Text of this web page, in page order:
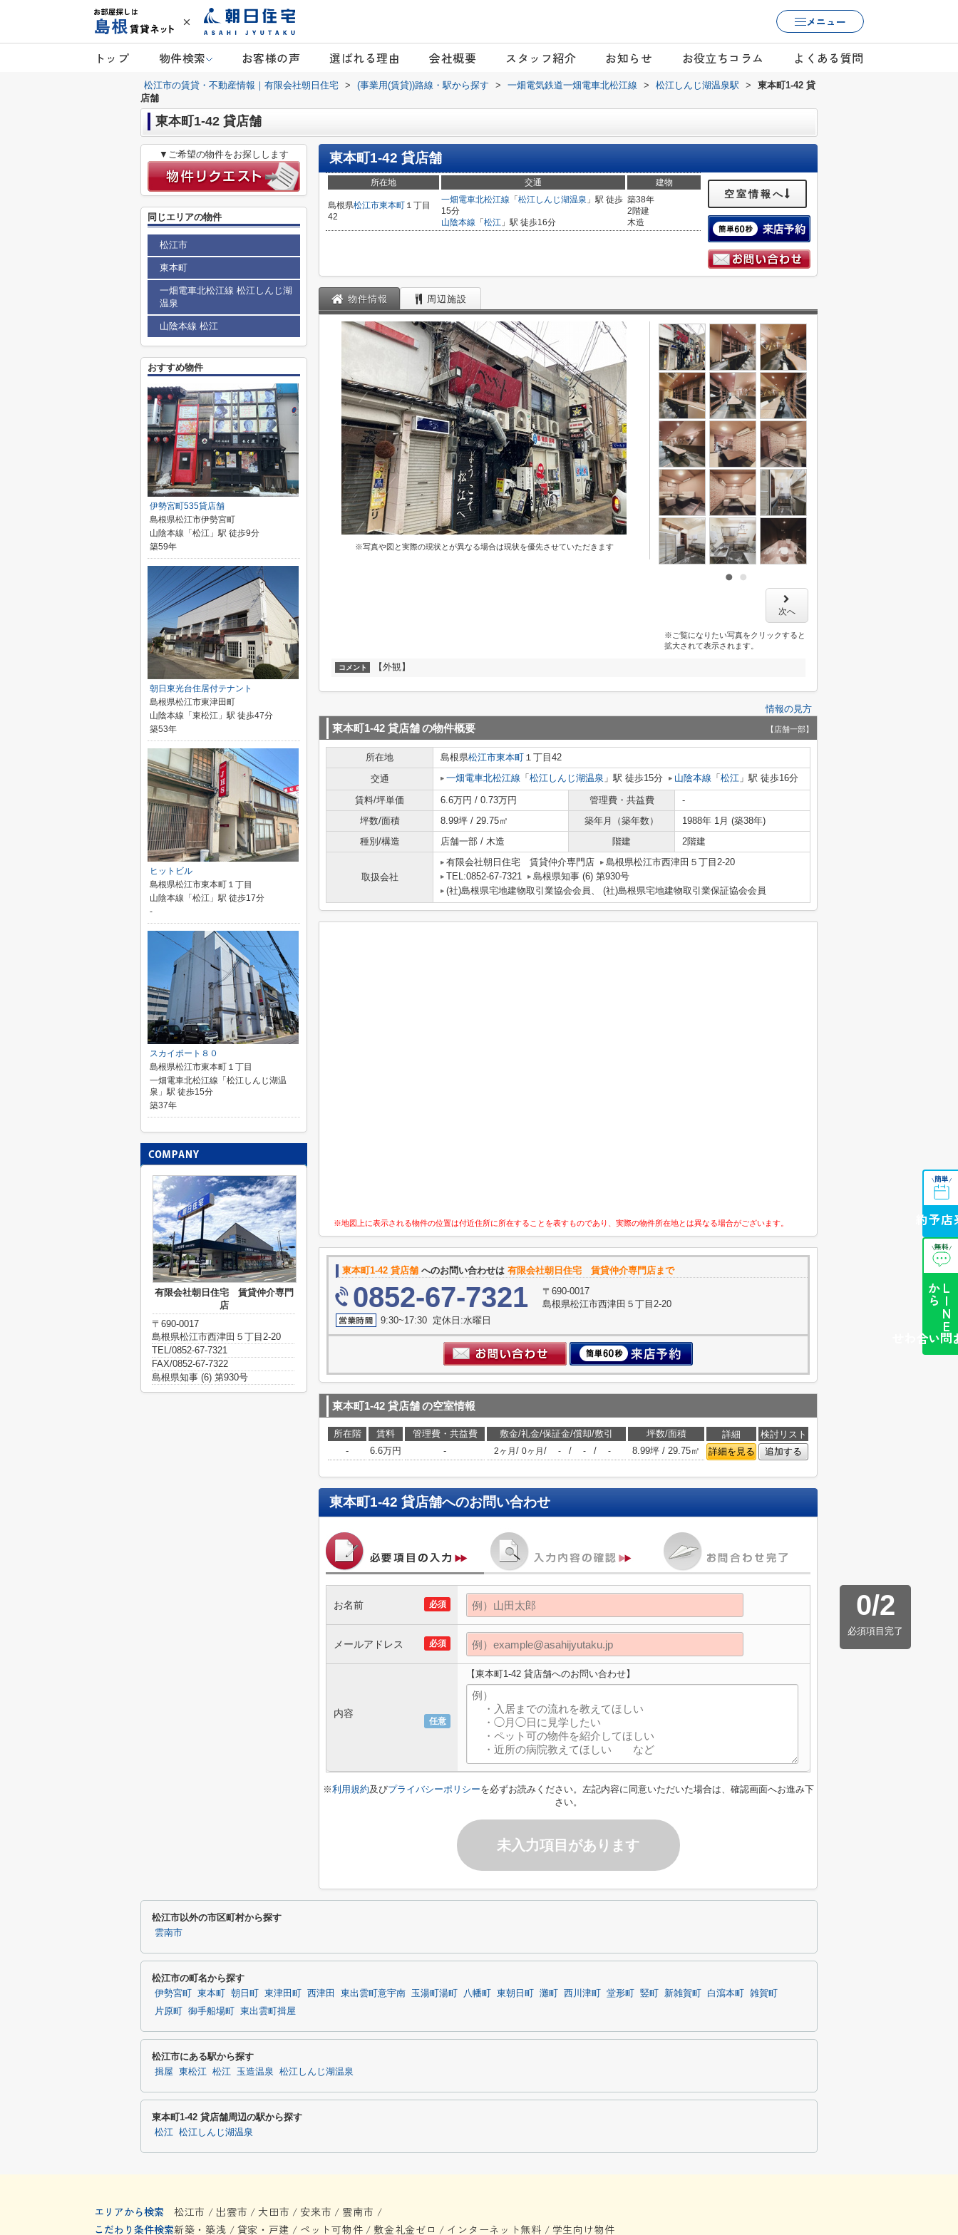
メニュー
トップ 物件検索 お客様の声 選ばれる理由 会社概要 スタッフ紹介 お知らせ お役立ちコラム よくある質問
松江市の賃貸・不動産情報｜有限会社朝日住宅 > (事業用(賃貸))路線・駅から探す > 一畑電気鉄道一畑電車北松江線 > 松江しんじ湖温泉駅 >
東本町1-42 貸
店舗
東本町1-42 貸店舗
東本町1-42 貸店舗
所在地 交通 建物
島根県松江市東本町 １丁目
42
一畑電車北松江線 「 松江しんじ湖温泉 」駅 徒歩
15分
山陰本線 「 松江 」駅 徒歩16分
築38年
2階建
木造
空室情報へ
物件情報 周辺施設
※写真や図と実際の現状とが異なる場合は現状を優先させていただきます
次へ
※ご覧になりたい写真をクリックすると
拡大されて表示されます。
コメント 【外観】
情報の見方
東本町1-42 貸店舗の物件概要 【店舗一部】
所在地 島根県松江市東本町 １丁目42
交通
一畑電車北松江線 「 松江しんじ湖温泉 」駅 徒歩15分 山陰本線 「 松江 」駅 徒歩16分
賃料/坪単価 6.6万円 / 0.73万円 管理費・共益費
-
坪数/面積
8.99坪 / 29.75㎡ 築年月（築年数）
1988年 1月 (築38年)
種別/構造
店舗一部 / 木造 階建 2階建
取扱会社
有限会社朝日住宅 賃貸仲介専門店
島根県松江市西津田５丁目2-20
TEL:0852-67-7321
島根県知事 (6) 第930号
(社)島根県宅地建物取引業協会会員、 (社)島根県宅地建物取引業保証協会会員
※地図上に表示される物件の位置は付近住所に所在することを表すものであり、実際の物件所在地とは異なる場合がございます。
東本町1-42 貸店舗 へのお問い合わせは 有限会社朝日住宅 賃貸仲介専門店まで
0852-67-7321
〒690-0017
島根県松江市西津田５丁目2-20
9:30~17:30 定休日:水曜日
東本町1-42 貸店舗の空室情報
所在階 賃料 管理費・共益費 敷金/礼金/保証金/償却/敷引 坪数/面積 詳細
検討リスト
-
6.6万円 - 2ヶ月 / 0ヶ月 / - / - / - 8.99坪 / 29.75㎡ 詳細を見る 追加する
東本町1-42 貸店舗へのお問い合わせ
0/2
必須項目完了
必須
お名前
必須
メールアドレス
任意
内容
【東本町1-42 貸店舗へのお問い合わせ】
※利用規約及びプライバシーポリシーを必ずお読みください。左記内容に同意いただいた場合は、確認画面へお進み下
さい。
未入力項目があります
▼ご希望の物件をお探しします
同じエリアの物件
松江市
東本町
一畑電車北松江線 松江しんじ湖
温泉
山陰本線 松江
おすすめ物件
伊勢宮町535貸店舗
島根県松江市伊勢宮町
山陰本線「松江」駅 徒歩9分
築59年
朝日東光台住居付テナント
島根県松江市東津田町
山陰本線「東松江」駅 徒歩47分
築53年
ヒットビル
島根県松江市東本町１丁目
山陰本線「松江」駅 徒歩17分
-
スカイポート８０
島根県松江市東本町１丁目
一畑電車北松江線「松江しんじ湖温
泉」駅 徒歩15分
築37年
有限会社朝日住宅 賃貸仲介専門
店
〒690-0017
島根県松江市西津田５丁目2-20
TEL/0852-67-7321
FAX/0852-67-7322
島根県知事 (6) 第930号
松江市以外の市区町村から探す
雲南市
松江市の町名から探す
伊勢宮町 東本町 朝日町 東津田町 西津田 東出雲町意宇南 玉湯町湯町 八幡町 東朝日町 灘町 西川津町 堂形町 竪町 新雑賀町 白瀉本町
雑賀町
片原町
御手船場町 東出雲町揖屋
松江市にある駅から探す
揖屋 東松江 松江 玉造温泉 松江しんじ湖温泉
東本町1-42 貸店舗周辺の駅から探す
松江 松江しんじ湖温泉
エリアから検索 松江市 / 出雲市 / 大田市 / 安来市 / 雲南市 /
こだわり条件検索新築・築浅 / 貸家・戸建 / ペット可物件 / 敷金礼金ゼロ / インターネット無料 / 学生向け物件
\簡単/
来店予約
\無料/
L
I
N
E
か
ら